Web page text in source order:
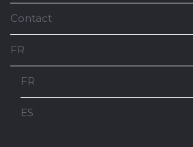
Contact
FR
FR
ES